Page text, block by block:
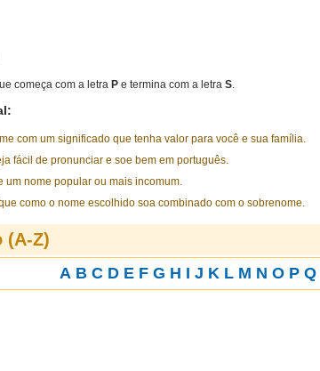
começa com a letra P e termina com a letra S.
com um significado que tenha valor para você e sua família.
fácil de pronunciar e soe bem em português.
um nome popular ou mais incomum.
como o nome escolhido soa combinado com o sobrenome.
(A-Z)
A B C D E F G H I J K L M N O P Q